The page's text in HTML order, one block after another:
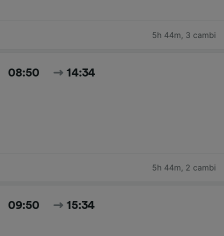
5h 44m, 3 cambi
08:50 14:34
5h 44m, 2 cambi
09:50 15:34